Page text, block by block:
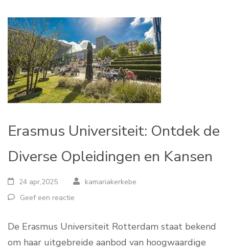
Erasmus Universiteit: Ontdek de
Diverse Opleidingen en Kansen
24 apr,2025
kamariakerkebe
Geef een reactie
De Erasmus Universiteit Rotterdam staat bekend
om haar uitgebreide aanbod van hoogwaardige